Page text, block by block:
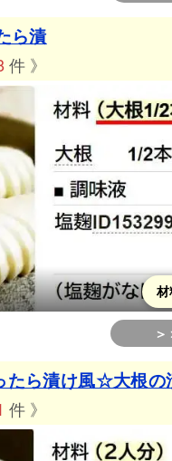
ら漬
件 》
材
たら漬け風☆大根の
件 》